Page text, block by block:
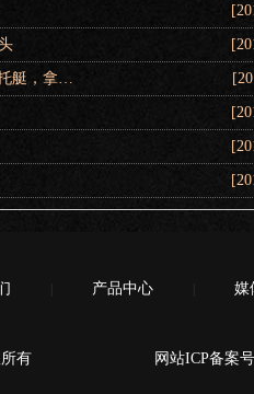
艇，拿…
产品中心 媒
司版权所有 网站ICP备案号